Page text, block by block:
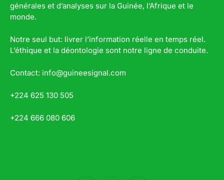
générales et d’analyses sur la Guinée, l’Afrique et le
monde.
Notre seul but: livrer l’information réelle en temps réel.
L’éthique et la déontologie sont notre ligne de conduite.
Contact: info@guineesignal.com
+224 625 130 505
+224 666 080 606